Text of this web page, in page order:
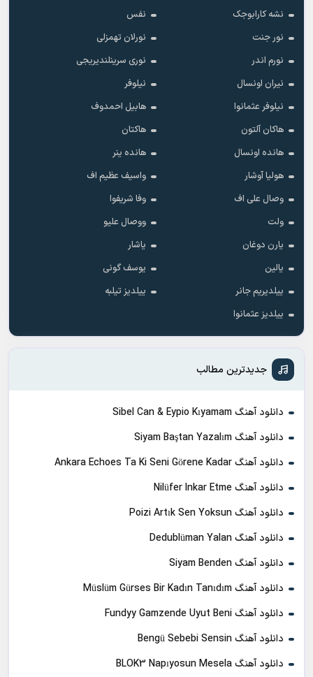
نشه کارابوجک
نفس
نور جنت
نورلان تهمزلی
نورم اندر
نوری سرینلندیریجی
نیران اونسال
نیلوفر
نیلوفر عثمانوا
هابیل احمدوف
هاکان آلتون
هاکتان
هانده اونسال
هانده ینر
هولیا آوشار
واسیف عظیم اف
وصال علی اف
وفا شریفوا
ولت
ووصال علیو
یارن دوغان
یاشار
یالین
یوسف گونی
ییلدیریم جانر
ییلدیز تیلبه
ییلدیز عثمانوا
جدیدترین مطالب
دانلود آهنگ Sibel Can & Eypio Kıyamam
دانلود آهنگ Siyam Baştan Yazalım
دانلود آهنگ Ankara Echoes Ta Ki Seni Görene Kadar
دانلود آهنگ Nilüfer Inkar Etme
دانلود آهنگ Poizi Artık Sen Yoksun
دانلود آهنگ Dedublüman Yalan
دانلود آهنگ Siyam Benden
دانلود آهنگ Müslüm Gürses Bir Kadın Tanıdım
دانلود آهنگ Fundyy Gamzende Uyut Beni
دانلود آهنگ Bengü Sebebi Sensin
دانلود آهنگ BLOK3 Napıyosun Mesela